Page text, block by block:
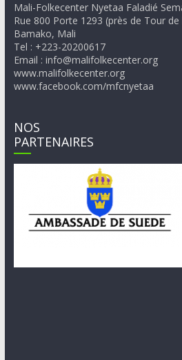
Mali-Folkecenter Nyetaa Faladié
Rue 800 Porte 1293 (près de Tour de
Bamako, Mali
Tel : +223-20200617
Email : info@malifolkecenter.org
www.malifolkecenter.org
www.facebook.com/mfcnyetaa
NOS
PARTENAIRES